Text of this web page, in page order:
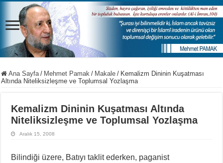
Ana Sayfa / Mehmet Pamak / Makale / Kemalizm Dininin Kuşatması
Altında Niteliksizleşme ve Toplumsal Yozlaşma
Kemalizm Dininin Kuşatması Altında
Niteliksizleşme ve Toplumsal Yozlaşma
Aralık 15, 2008
Bilindiği üzere, Batıyı taklit ederken, paganist